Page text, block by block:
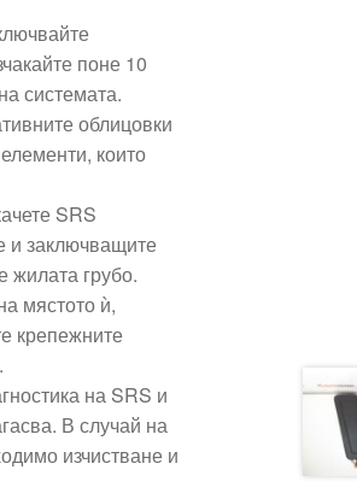
поне 10
системата.
облицовки
които
SRS
и заключващите
жилата грубо.
мястото ѝ,
крепежните
на SRS и
В случай на
изчистване и